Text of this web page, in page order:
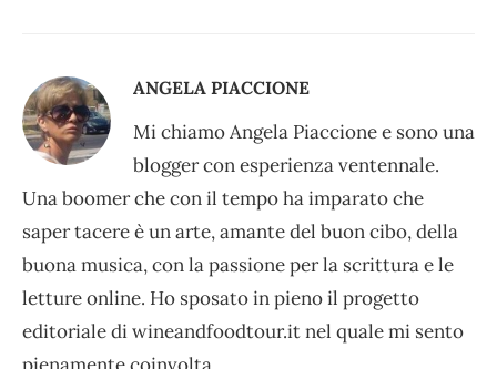
ANGELA PIACCIONE
Mi chiamo Angela Piaccione e sono una
blogger con esperienza ventennale.
Una boomer che con il tempo ha imparato che
saper tacere è un arte, amante del buon cibo, della
buona musica, con la passione per la scrittura e le
letture online. Ho sposato in pieno il progetto
editoriale di wineandfoodtour.it nel quale mi sento